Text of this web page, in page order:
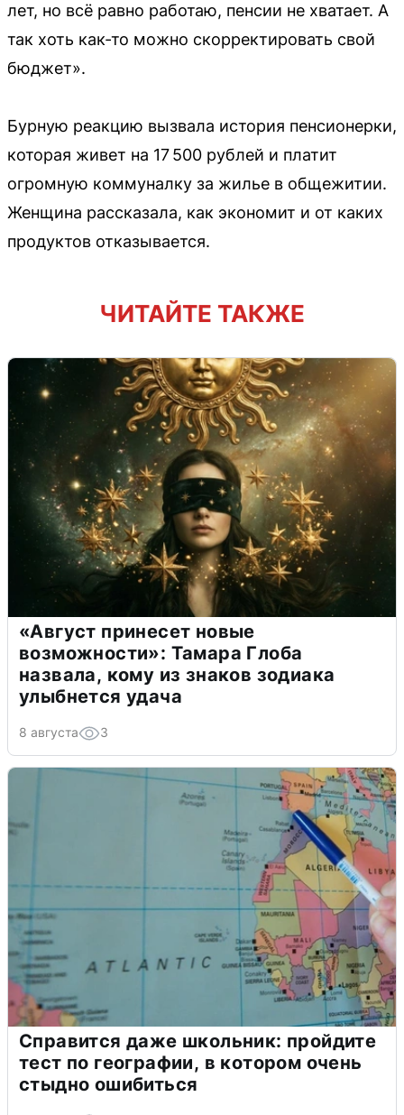
лет, но всё равно работаю, пенсии не хватает. А
так хоть как-то можно скорректировать свой
бюджет».
Бурную реакцию вызвала история пенсионерки,
которая живет на 17 500 рублей и платит
огромную коммуналку за жилье в общежитии.
Женщина рассказала, как экономит и от каких
продуктов отказывается.
ЧИТАЙТЕ ТАКЖЕ
«Август принесет новые
возможности»: Тамара Глоба
назвала, кому из знаков зодиака
улыбнется удача
8 августа 3
Справится даже школьник: пройдите
тест по географии, в котором очень
стыдно ошибиться